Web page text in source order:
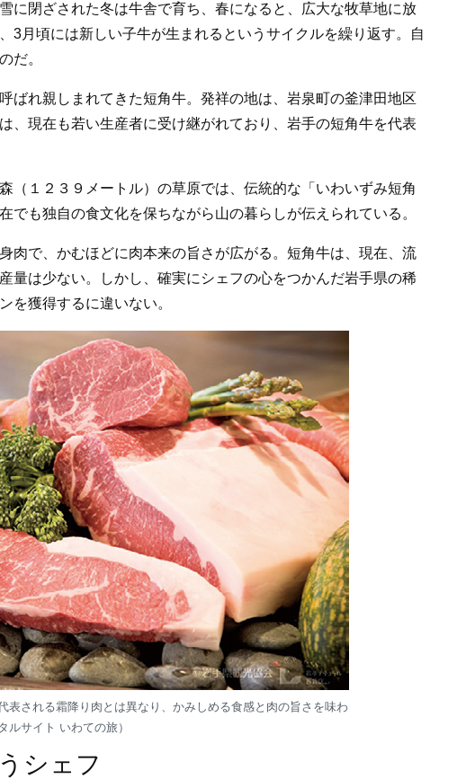
に閉ざされた冬は牛舎で育ち、春になると、広大な牧草地に放
3月頃には新しい子牛が生まれるというサイクルを繰り返す。自
だ。
ばれ親しまれてきた短角牛。発祥の地は、岩泉町の釜津田地区
、現在も若い生産者に受け継がれており、岩手の短角牛を代表
（１２３９メートル）の草原では、伝統的な「いわいずみ短角
でも独自の食文化を保ちながら山の暮らしが伝えられている。
肉で、かむほどに肉本来の旨さが広がる。短角牛は、現在、流
量は少ない。しかし、確実にシェフの心をつかんだ岩手県の稀
を獲得するに違いない。
表される霜降り肉とは異なり、かみしめる食感と肉の旨さを味わ
ルサイト いわての旅）
シェフ